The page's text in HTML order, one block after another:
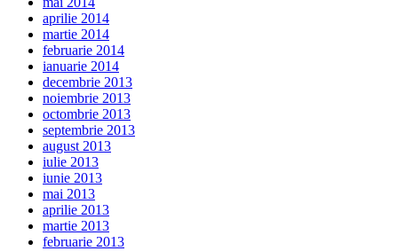
aprilie 2014
martie 2014
februarie 2014
ianuarie 2014
decembrie 2013
noiembrie 2013
octombrie 2013
septembrie 2013
august 2013
iulie 2013
iunie 2013
mai 2013
aprilie 2013
martie 2013
februarie 2013